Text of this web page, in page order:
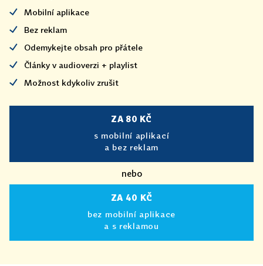
Mobilní aplikace
Bez reklam
Odemykejte obsah pro přátele
Články v audioverzi + playlist
Možnost kdykoliv zrušit
ZA 80 KČ
s mobilní aplikací
a bez reklam
nebo
ZA 40 KČ
bez mobilní aplikace
a s reklamou